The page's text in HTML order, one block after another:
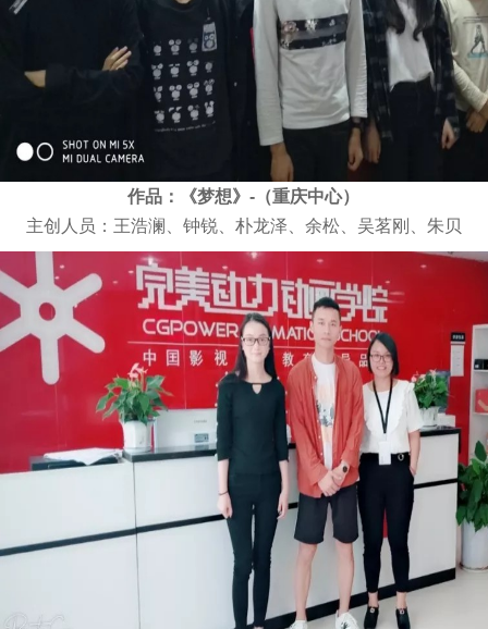
作品：《梦想》-（重庆中心）
主创人员：王浩澜、钟锐、朴龙泽、余松、吴茗刚、朱贝